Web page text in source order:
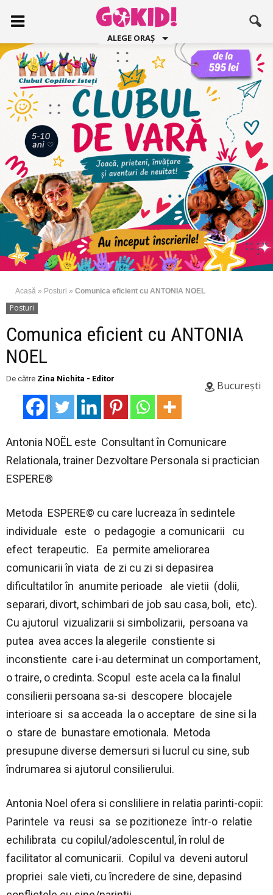
ALEGE ORAȘ
Acasă » Posturi » Comunica eficient cu ANTONIA NOEL
Posturi
Comunica eficient cu ANTONIA
NOEL
București
De către Zina Nichita - Editor
Antonia NOËL este Consultant în Comunicare
Relationala, trainer Dezvoltare Personala si practician
ESPERE®
Metoda ESPERE© cu care lucreaza în sedintele
individuale este o pedagogie a comunicarii cu
efect terapeutic. Ea permite ameliorarea
comunicarii în viata de zi cu zi si depasirea
dificultatilor în anumite perioade ale vietii (dolii,
separari, divort, schimbari de job sau casa, boli, etc).
Cu ajutorul vizualizarii si simbolizarii, persoana va
putea avea acces la alegerile constiente si
inconstiente care i-au determinat un comportament,
o traire, o credinta. Scopul este acela ca la finalul
consilierii persoana sa-si descopere blocajele
interioare si sa acceada la o acceptare de sine si la
o stare de bunastare emotionala. Metoda
presupune diverse demersuri si lucrul cu sine, sub
îndrumarea si ajutorul consilierului.
Antonia Noel ofera si consliliere in relatia parinti-copii:
Parintele va reusi sa se pozitioneze într-o relatie
echilibrata cu copilul/adolescentul, în rolul de
facilitator al comunicarii. Copilul va deveni autorul
propriei sale vieti, cu încredere de sine, depasind